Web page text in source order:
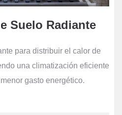
Suelo Radiante
para distribuir el calor de
una climatización eficiente
gasto energético.